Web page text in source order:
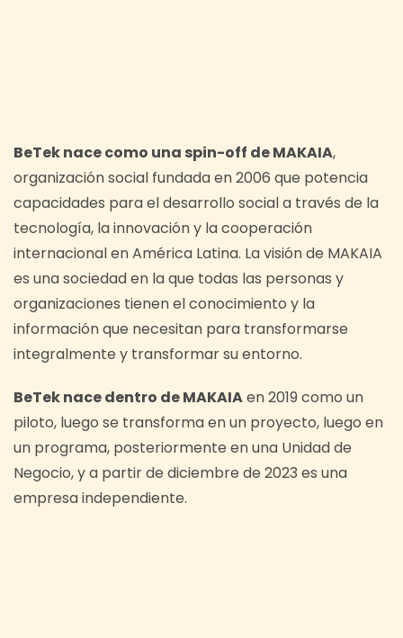
BeTek nace como una spin-off de MAKAIA,
organización social fundada en 2006 que potencia
capacidades para el desarrollo social a través de la
tecnología, la innovación y la cooperación
internacional en América Latina. La visión de MAKAIA
es una sociedad en la que todas las personas y
organizaciones tienen el conocimiento y la
información que necesitan para transformarse
integralmente y transformar su entorno.
BeTek nace dentro de MAKAIAen 2019 como un
piloto, luego se transforma en un proyecto, luego en
un programa, posteriormente en una Unidad de
Negocio, y a partir de diciembre de 2023 es una
empresa independiente.